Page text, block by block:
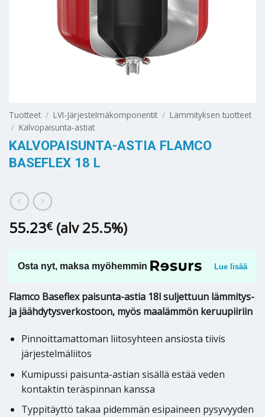
Tuotteet / LVI-Järjestelmäkomponentit / Lämmityksen tuotteet
/ Kalvopaisunta-astiat
KALVOPAISUNTA-ASTIA FLAMCO
BASEFLEX 18 L
55.23€ (alv 25.5%)
Osta nyt, maksa myöhemmin Lue lisää
Flamco Baseflex paisunta-astia 18l suljettuun lämmitys-
ja jäähdytysverkostoon, myös maalämmön keruupiiriin
Pinnoittamattoman liitosyhteen ansiosta tiivis
järjestelmäliitos
Kumipussi paisunta-astian sisällä estää veden
kontaktin teräspinnan kanssa
Typpitäyttö takaa pidemmän esipaineen pysyvyyden